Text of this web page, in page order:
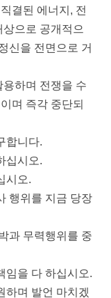
결된 에너지, 전
으로 공개적으
신을 전면으로 거
하며 전쟁을 수
며 즉각 중단되
합니다.
십시오.
시오.
행위를 지금 당장
과 무력행위를 중
임을 다 하십시오.
하며 발언 마치겠